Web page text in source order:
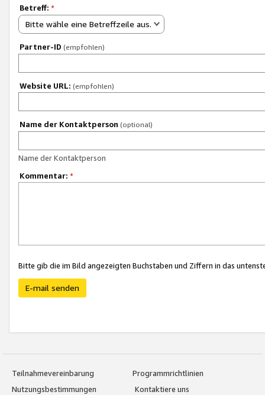
Betreff: *
Bitte wähle eine Betreffzeile aus.
Partner-ID (empfohlen)
Website URL: (empfohlen)
Name der Kontaktperson (optional)
Name der Kontaktperson
Kommentar: *
Bitte gib die im Bild angezeigten Buchstaben und Ziffern in das
E-mail senden
Teilnahmevereinbarung
Programmrichtlinien
Nutzungsbestimmungen
Kontaktiere uns